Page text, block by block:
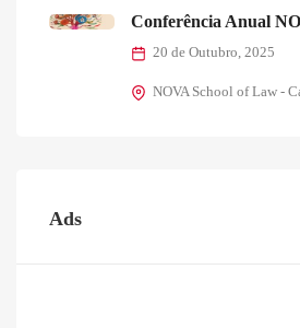
Conferência Anual
20 de Outubro, 2025
NOVA School of Law -
Ads